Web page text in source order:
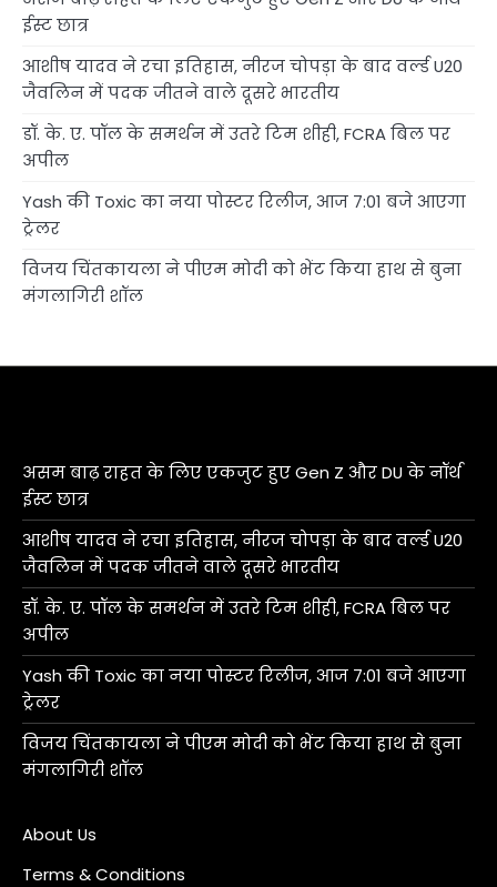
ईस्ट छात्र
आशीष यादव ने रचा इतिहास, नीरज चोपड़ा के बाद वर्ल्ड U20
जैवलिन में पदक जीतने वाले दूसरे भारतीय
डॉ. के. ए. पॉल के समर्थन में उतरे टिम शीही, FCRA बिल पर
अपील
Yash की Toxic का नया पोस्टर रिलीज, आज 7:01 बजे आएगा
ट्रेलर
विजय चिंतकायला ने पीएम मोदी को भेंट किया हाथ से बुना
मंगलागिरी शॉल
असम बाढ़ राहत के लिए एकजुट हुए Gen Z और DU के नॉर्थ
ईस्ट छात्र
आशीष यादव ने रचा इतिहास, नीरज चोपड़ा के बाद वर्ल्ड U20
जैवलिन में पदक जीतने वाले दूसरे भारतीय
डॉ. के. ए. पॉल के समर्थन में उतरे टिम शीही, FCRA बिल पर
अपील
Yash की Toxic का नया पोस्टर रिलीज, आज 7:01 बजे आएगा
ट्रेलर
विजय चिंतकायला ने पीएम मोदी को भेंट किया हाथ से बुना
मंगलागिरी शॉल
About Us
Terms & Conditions